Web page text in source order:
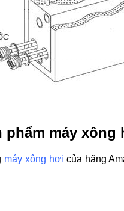
phẩm máy xông
máy xông hơi của hãng